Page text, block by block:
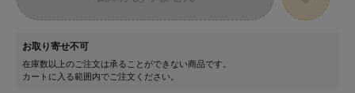
お取り寄せ不可
在庫数以上のご注文は承ることができない商品です。
カートに入る範囲内でご注文ください。